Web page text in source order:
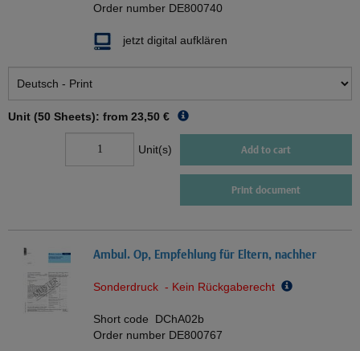
Order number DE800740
jetzt digital aufklären
Unit (50 Sheets): from 23,50 €
Unit(s) Add to cart
Print document
Ambul. Op, Empfehlung für Eltern, nachher
Sonderdruck - Kein Rückgaberecht
Short code DChA02b
Order number DE800767